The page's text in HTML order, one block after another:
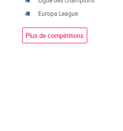
Europa League
Plus de compétitions